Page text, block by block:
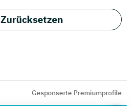
Zurücksetzen
Gesponserte Premiumprofile